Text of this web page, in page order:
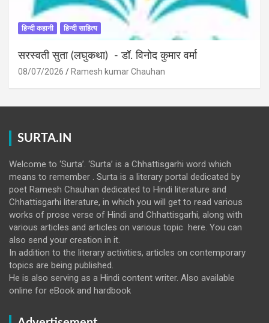
हिन्दी कहानी हिन्दी साहित्य
सरस्वती सुता (लघुकथा) ​- डॉ. विनोद कुमार वर्मा
08/07/2026 Ramesh kumar Chauhan
SURTA.IN
Welcome to ‘Surta’. ‘Surta’ is a Chhattisgarhi word which
means to remember . Surta is a literary portal dedicated by
poet Ramesh Chauhan dedicated to Hindi literature and
Chhattisgarhi literature, in which you will get to read various
works of prose verse of Hindi and Chhattisgarhi, along with
various articles and articles on various topic here. You can
also send your creation in it.
In addition to the literary activities, articles on contemporary
topics are being published.
He is also serving as a Hindi content writer. Also available
online for eBook and hardbook